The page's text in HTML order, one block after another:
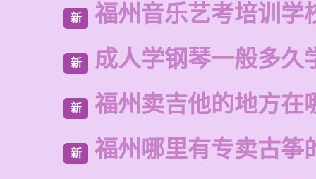
新 福州音乐艺考培训学
新 成人学钢琴一般多久
新 福州卖吉他的地方在
新 福州哪里有专卖古筝